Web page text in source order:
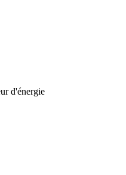
d'énergie